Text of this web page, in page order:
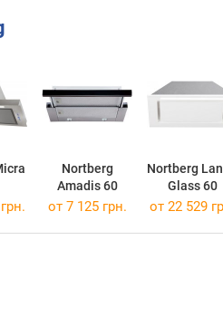
Nortberg
Amadis 60
Nortberg
Glass 60
от 7 125 грн. от 22 529